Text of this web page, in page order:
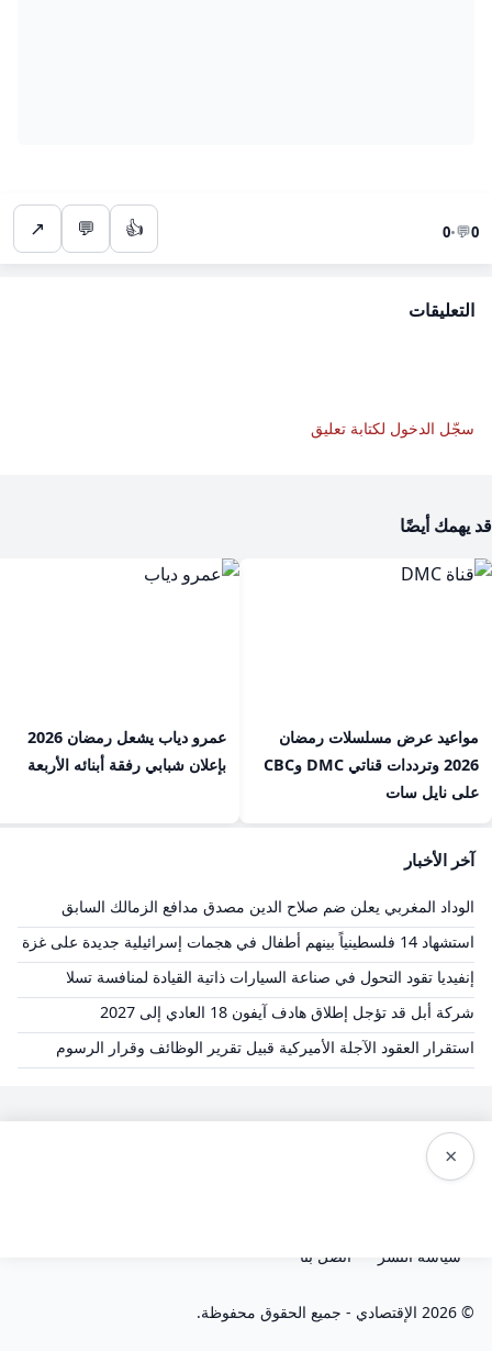
0•💬0
👍
💬
↗
التعليقات
سجّل الدخول لكتابة تعليق
قد يهمك أيضًا
مواعيد عرض مسلسلات رمضان
2026 وترددات قناتي DMC وCBC
على نايل سات
عمرو دياب يشعل رمضان 2026
بإعلان شبابي رفقة أبنائه الأربعة
آخر الأخبار
الوداد المغربي يعلن ضم صلاح الدين مصدق مدافع الزمالك السابق
استشهاد 14 فلسطينياً بينهم أطفال في هجمات إسرائيلية جديدة على غزة
إنفيديا تقود التحول في صناعة السيارات ذاتية القيادة لمنافسة تسلا
شركة أبل قد تؤجل إطلاق هادف آيفون 18 العادي إلى 2027
استقرار العقود الآجلة الأميركية قبيل تقرير الوظائف وقرار الرسوم
×
سياسة النشر اتصل بنا
© 2026 الإقتصادي - جميع الحقوق محفوظة.